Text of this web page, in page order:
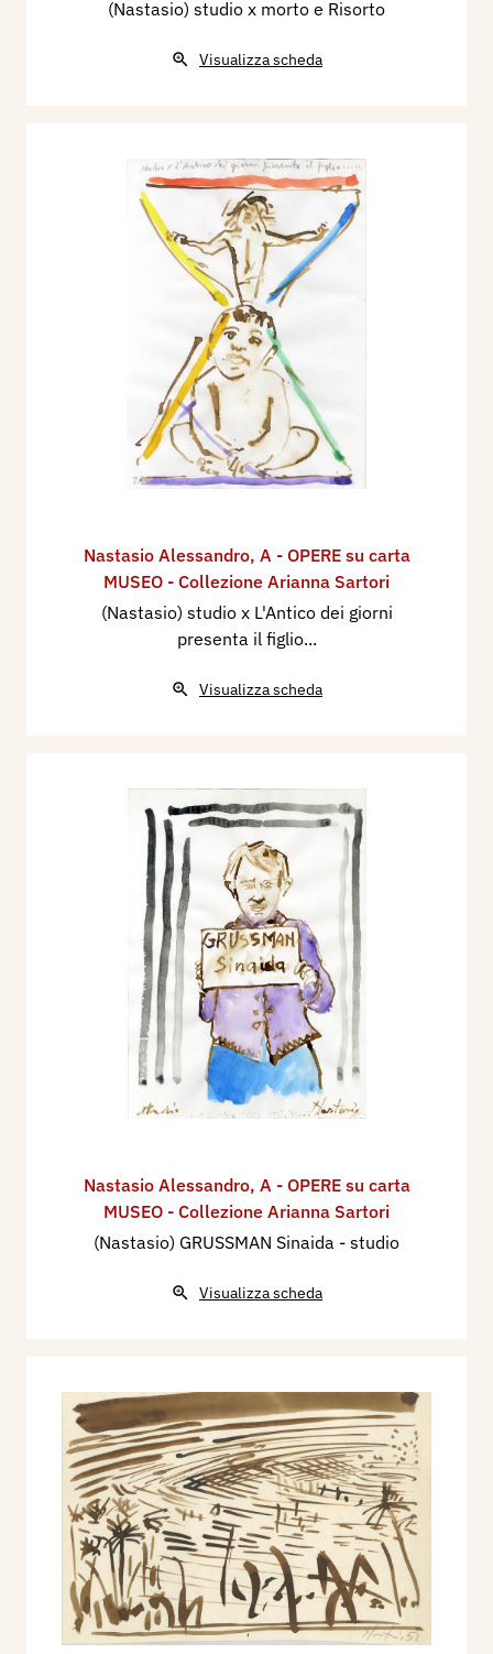
(Nastasio) studio x morto e Risorto
Visualizza scheda
Nastasio Alessandro, A - OPERE su carta
MUSEO - Collezione Arianna Sartori
(Nastasio) studio x L'Antico dei giorni
presenta il figlio...
Visualizza scheda
Nastasio Alessandro, A - OPERE su carta
MUSEO - Collezione Arianna Sartori
(Nastasio) GRUSSMAN Sinaida - studio
Visualizza scheda